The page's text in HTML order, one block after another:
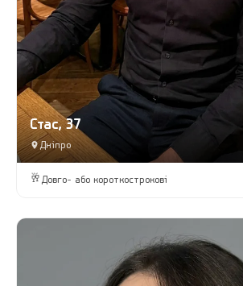
Стас, 37
Дніпро
🥂 Довго- або короткострокові